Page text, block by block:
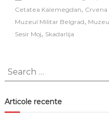
Cetatea Kalemegdan, Crvena
Muzeul Militar Belgrad,
Sesir Moj, Skadarlija
Search
for:
Articole recente